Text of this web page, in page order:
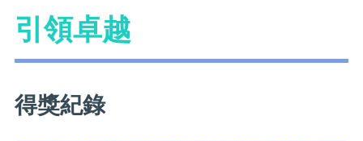
引領卓越
得獎紀錄